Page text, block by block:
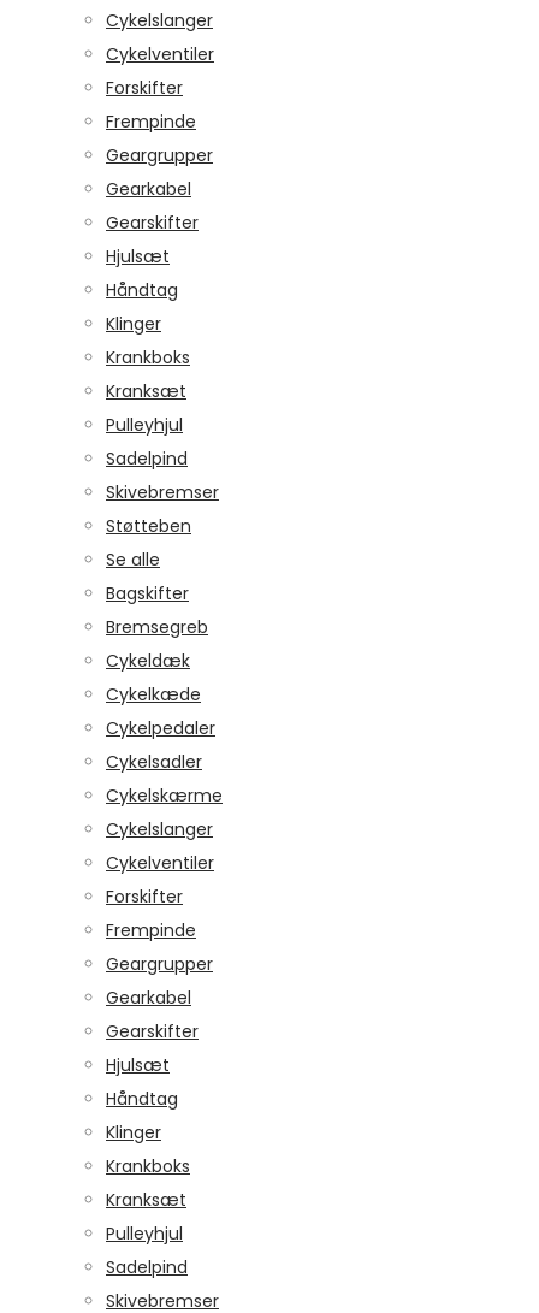
Cykelslanger
Cykelventiler
Forskifter
Frempinde
Geargrupper
Gearkabel
Gearskifter
Hjulsæt
Håndtag
Klinger
Krankboks
Kranksæt
Pulleyhjul
Sadelpind
Skivebremser
Støtteben
Se alle
Bagskifter
Bremsegreb
Cykeldæk
Cykelkæde
Cykelpedaler
Cykelsadler
Cykelskærme
Cykelslanger
Cykelventiler
Forskifter
Frempinde
Geargrupper
Gearkabel
Gearskifter
Hjulsæt
Håndtag
Klinger
Krankboks
Kranksæt
Pulleyhjul
Sadelpind
Skivebremser